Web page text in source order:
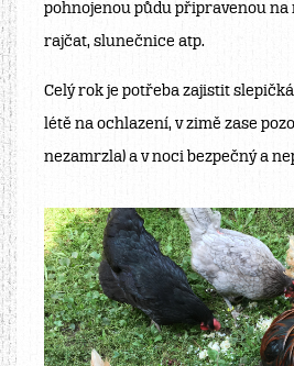
pohnojenou půdu připravenou na
rajčat, slunečnice atp.
Celý rok je potřeba zajistit
létě na ochlazení, v zimě zase
nezamrzla) a v noci bezpečný a